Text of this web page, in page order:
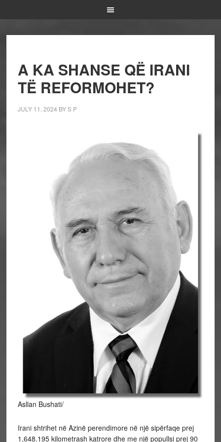
A KA SHANSE QË IRANI
TË REFORMOHET?
JULY 11, 2024 BYS P
Asllan Bushati/
Irani shtrihet në Azinë perendimore në një sipërfaqe prej
1,648.195 kilometrash katrore dhe me një popullsi prej 90